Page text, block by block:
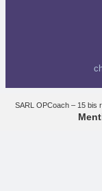
SARL OPCoach – 15 bis